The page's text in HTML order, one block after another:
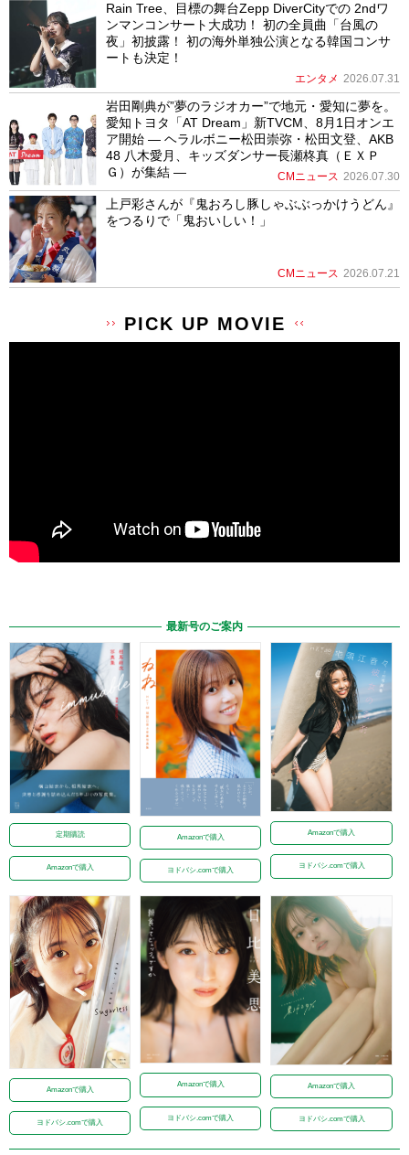
Rain Tree、目標の舞台Zepp DiverCityでの 2ndワ
ンマンコンサート大成功！ 初の全員曲「台風の
夜」初披露！ 初の海外単独公演となる韓国コンサ
ートも決定！
エンタメ 2026.07.31
岩田剛典が”夢のラジオカー”で地元・愛知に夢を。
愛知トヨタ「AT Dream」新TVCM、8月1日オンエ
ア開始 ― ヘラルボニー松田崇弥・松田文登、AKB
48 八木愛月、キッズダンサー長瀬柊真（ＥＸＰ
Ｇ）が集結 ―
CMニュース 2026.07.30
上戸彩さんが『鬼おろし豚しゃぶぶっかけうどん』
をつるりで「鬼おいしい！」
CMニュース 2026.07.21
PICK UP MOVIE
最新号のご案内
定期購読
Amazonで購入
Amazonで購入
ヨドバシ.comで購入
Amazonで購入
ヨドバシ.comで購入
Amazonで購入
ヨドバシ.comで購入
Amazonで購入
ヨドバシ.comで購入
Amazonで購入
ヨドバシ.comで購入